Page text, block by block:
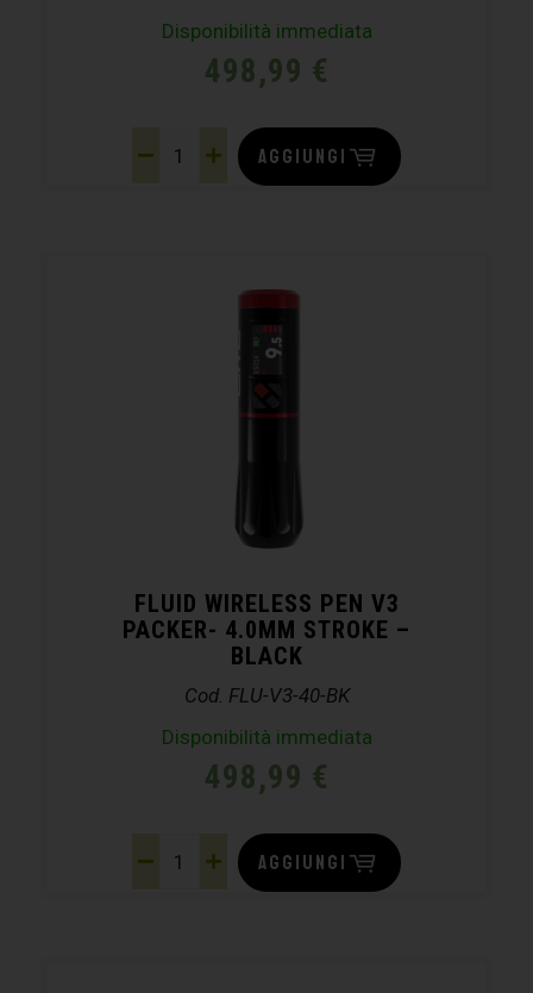
Disponibilità immediata
498,99 €
AGGIUNGI
FLUID WIRELESS PEN V3
PACKER- 4.0MM STROKE –
BLACK
Cod. FLU-V3-40-BK
Disponibilità immediata
498,99 €
AGGIUNGI